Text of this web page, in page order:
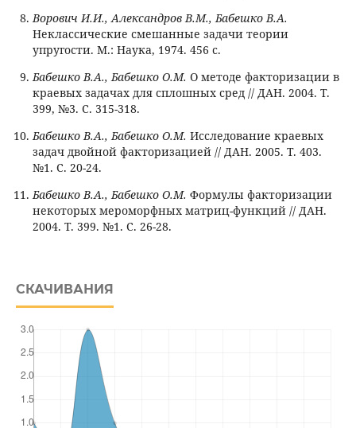
Ворович И.И., Александров В.М., Бабешко В.А.
Неклассические смешанные задачи теории
упругости. М.: Наука, 1974. 456 с.
Бабешко В.А., Бабешко О.М. О методе факторизации в
краевых задачах для сплошных сред // ДАН. 2004. Т.
399, №3. С. 315-318.
Бабешко В.А., Бабешко О.М. Исследование краевых
задач двойной факторизацией // ДАН. 2005. Т. 403.
№1. С. 20-24.
Бабешко В.А., Бабешко О.М. Формулы факторизации
некоторых мероморфных матриц-функций // ДАН.
2004. Т. 399. №1. C. 26-28.
СКАЧИВАНИЯ